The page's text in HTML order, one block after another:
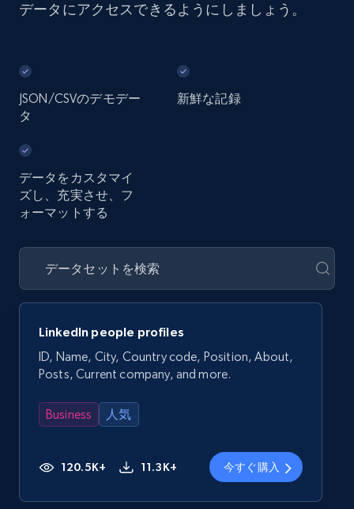
データにアクセスできるようにしましょう。
JSON/CSVのデモデー
タ
新鮮な記録
データをカスタマイ
ズし、充実させ、フ
ォーマットする
LinkedIn people profiles
ID, Name, City, Country code, Position, About,
Posts, Current company, and more.
Business 人気
120.5K+ 11.3K+ 今すぐ購入